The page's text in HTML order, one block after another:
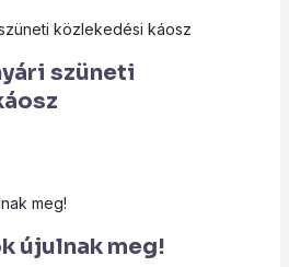
szüneti
újulnak meg!